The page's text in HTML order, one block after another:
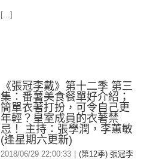
[...]
《張冠李戴》第十二季 第三
集：番薯美食餐單好介紹；
簡單衣著打扮，可令自己更
年輕？皇室成員的衣著禁
忌！ 主持：張學潤，李蕙敏
(逢星期六更新)
2018/06/29 22:00:33
(第12季) 張冠李